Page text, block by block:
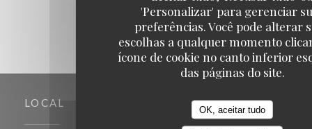
'Personalizar' para gerenciar
preferências. Você pode alterar
escolhas a qualquer momento
ícone de cookie no canto inferior
das páginas do site.
OK, aceitar tudo
LOCAL